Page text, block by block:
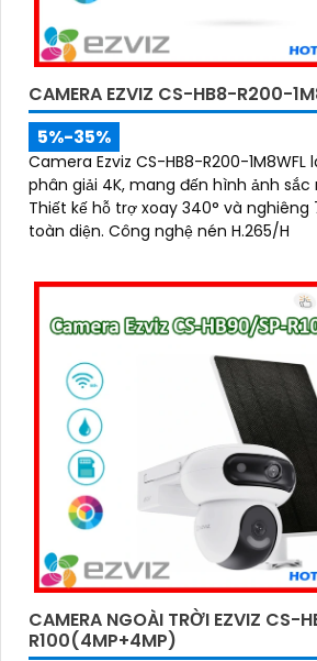
CAMERA EZVIZ CS-HB8-R200-
5%-35%
Camera Ezviz CS-HB8-R200-
phân giải 4K, mang đến hình ảnh
Thiết kế hỗ trợ xoay 340° và nghiêng
toàn diện. Công nghệ nén H.265/H
CAMERA NGOÀI TRỜI EZVIZ CS-
R100(4MP+4MP)